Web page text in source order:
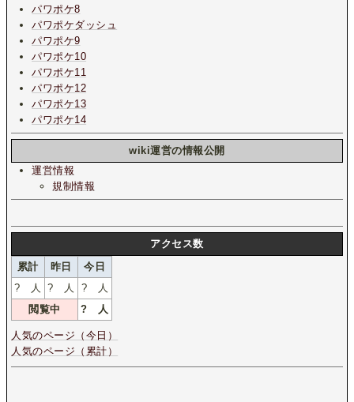
パワポケ8
パワポケダッシュ
パワポケ9
パワポケ10
パワポケ11
パワポケ12
パワポケ13
パワポケ14
wiki運営の情報公開
運営情報
規制情報
アクセス数
累計
昨日
今日
? 人 ? 人 ? 人
閲覧中
? 人
人気のページ（今日）
人気のページ（累計）